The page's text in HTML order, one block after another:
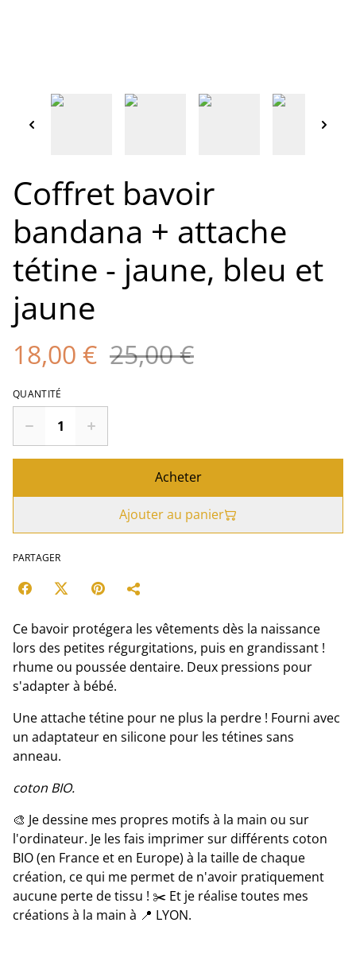
Coffret bavoir
bandana + attache
tétine - jaune, bleu et
jaune
18,00 € 25,00 €
QUANTITÉ
Acheter
Ajouter au panier
PARTAGER
Ce bavoir protégera les vêtements dès la naissance
lors des petites régurgitations, puis en grandissant !
rhume ou poussée dentaire. Deux pressions pour
s'adapter à bébé.
Une attache tétine pour ne plus la perdre ! Fourni avec
un adaptateur en silicone pour les tétines sans
anneau.
coton BIO.
🎨 Je dessine mes propres motifs à la main ou sur
l'ordinateur. Je les fais imprimer sur différents coton
BIO (en France et en Europe) à la taille de chaque
création, ce qui me permet de n'avoir pratiquement
aucune perte de tissu ! ✂️ Et je réalise toutes mes
créations à la main à 📍 LYON.